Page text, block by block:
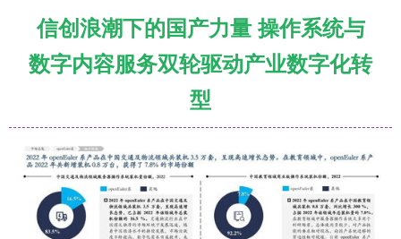
信创浪潮下的国产力量 操作系统与
数字内容服务双轮驱动产业数字化转
型